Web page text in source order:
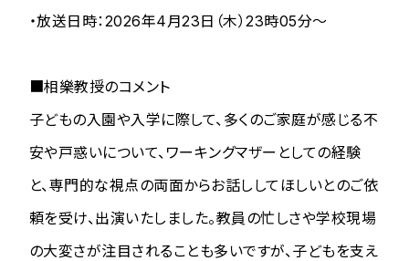
・放送日時：2026年4月23日（木）23時05分～
■相樂教授のコメント
子どもの入園や入学に際して、多くのご家庭が感じる不
安や戸惑いについて、ワーキングマザーとしての経験
と、専門的な視点の両面からお話ししてほしいとのご依
頼を受け、出演いたしました。教員の忙しさや学校現場
の大変さが注目されることも多いですが、子どもを支え